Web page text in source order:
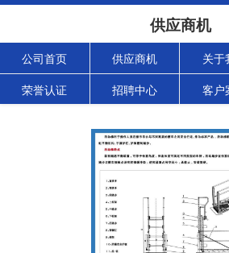
供应商机
公司首页 供应商机 关于
荣誉认证 招聘中心 客户